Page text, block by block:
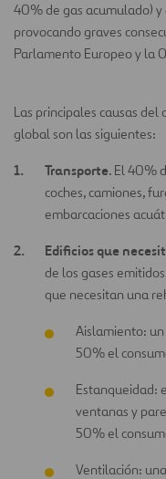
40% de gas acumulado)
provocando graves
Parlamento Europeo y la
Las principales causas
global son las siguientes:
Transporte. El 40%
coches, camiones,
embarcaciones
Edificios que
de los gases
que necesitan una
Aislamiento:
50% el
Estanqueidad:
ventanas y
50% el
Ventilación: